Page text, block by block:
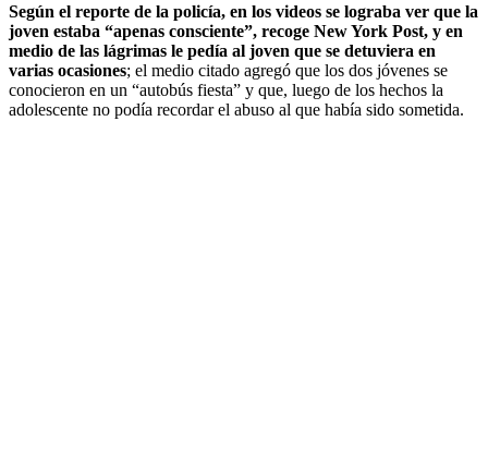
Según el reporte de la policía, en los videos se lograba ver que la
joven estaba “apenas consciente”, recoge New York Post, y en
medio de las lágrimas le pedía al joven que se detuviera en
varias ocasiones; el medio citado agregó que los dos jóvenes se
conocieron en un “autobús fiesta” y que, luego de los hechos la
adolescente no podía recordar el abuso al que había sido sometida.